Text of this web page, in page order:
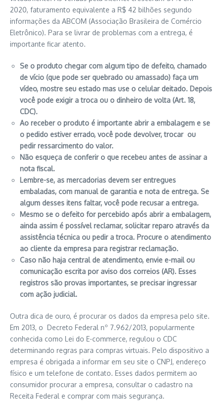
2020, faturamento equivalente a R$ 42 bilhões segundo
informações da ABCOM (Associação Brasileira de Comércio
Eletrônico). Para se livrar de problemas com a entrega, é
importante ficar atento.
Se o produto chegar com algum tipo de defeito, chamado
de vício (que pode ser quebrado ou amassado) faça um
vídeo, mostre seu estado mas use o celular deitado. Depois
você pode exigir a troca ou o dinheiro de volta (Art. 18,
CDC).
Ao receber o produto é importante abrir a embalagem e se
o pedido estiver errado, você pode devolver, trocar ou
pedir ressarcimento do valor.
Não esqueça de conferir o que recebeu antes de assinar a
nota fiscal.
Lembre-se, as mercadorias devem ser entregues
embaladas, com manual de garantia e nota de entrega. Se
algum desses itens faltar, você pode recusar a entrega.
Mesmo se o defeito for percebido após abrir a embalagem,
ainda assim é possível reclamar, solicitar reparo através da
assistência técnica ou pedir a troca. Procure o atendimento
ao cliente da empresa para registrar reclamação.
Caso não haja central de atendimento, envie e-mail ou
comunicação escrita por aviso dos correios (AR). Esses
registros são provas importantes, se precisar ingressar
com ação judicial.
Outra dica de ouro, é procurar os dados da empresa pelo site.
Em 2013, o Decreto Federal nº 7.962/2013, popularmente
conhecida como Lei do E-commerce, regulou o CDC
determinando regras para compras virtuais. Pelo dispositivo a
empresa é obrigada a informar em seu site o CNPJ, endereço
físico e um telefone de contato. Esses dados permitem ao
consumidor procurar a empresa, consultar o cadastro na
Receita Federal e comprar com mais segurança.